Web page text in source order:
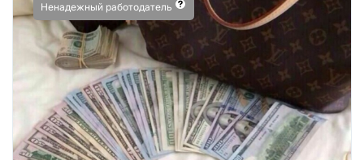
Ненадежный работодатель